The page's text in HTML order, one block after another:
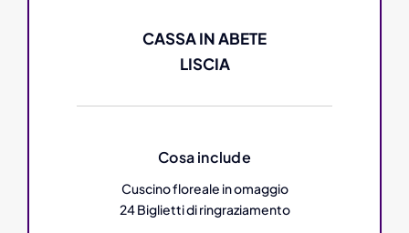
CASSA IN ABETE
LISCIA
Cosa include
Cuscino floreale in omaggio
24 Biglietti di ringraziamento